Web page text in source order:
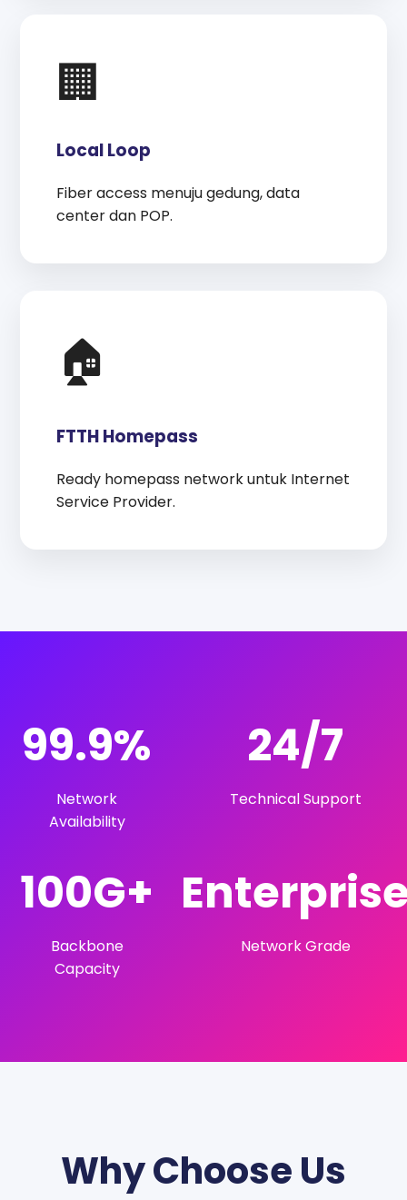
🏢
Local Loop
Fiber access menuju gedung, data
center dan POP.
🏠
FTTH Homepass
Ready homepass network untuk Internet
Service Provider.
99.9%
Network
Availability
24/7
Technical Support
100G+
Backbone
Capacity
Network Grade
Why Choose Us